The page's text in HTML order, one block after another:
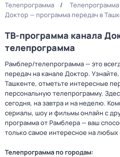
Телепрограмма
Доктор — программа передач в
ТВ-программа канала
телепрограмма
Рамблер/телепрограмма — это
передач на канале Доктор.
Ташкенте, отметьте интересные
персональную телепрограмму.
сегодня, на завтра и на неделю.
сериалы, шоу и фильмы онлайн с
программа от Рамблера — ваш
только самое интересное на любых
Телепрограмма по городам: